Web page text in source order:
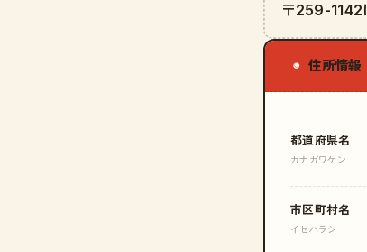
〒259-1142
◉ 住所情報
都道府県名
カナガワケン
市区町村名
イセハラシ